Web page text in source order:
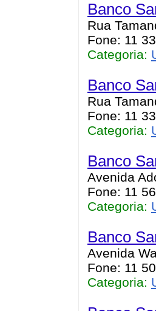
Banco
Rua
Fone: 11
Categoria:
Banco
Rua
Fone: 11
Categoria:
Banco
Avenida
Fone: 11
Categoria:
Banco
Avenida
Fone: 11
Categoria: